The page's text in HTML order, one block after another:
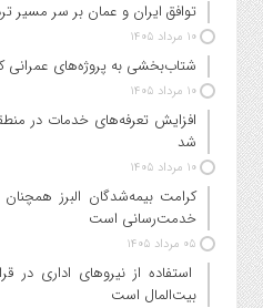
توافق ایران و عمان بر سر مسیر
۱۰ مرداد ۱۴۰۵
شتاب‌بخشی به پروژه‌های عمرانی
۱۰ مرداد ۱۴۰۵
افزایش تعرفه‌های خدمات در
شد
۱۰ مرداد ۱۴۰۵
کرامت بیمه‌شدگان البرز
خدمت‌رسانی است
۰۵ مرداد ۱۴۰۵
استفاده از نیروهای اداری در
بیت‌المال است